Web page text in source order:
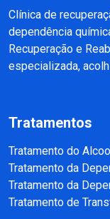
Clínica de
dependência
Recuperação e
especializada,
Tratamentos
Tratamento do
Tratamento da
Tratamento da
Tratamento de